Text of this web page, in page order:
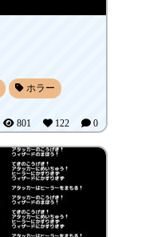
ホラー
801 122 0